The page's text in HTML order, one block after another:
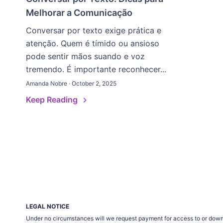
Melhorar a Comunicação
Conversar por texto exige prática e
atenção. Quem é tímido ou ansioso
pode sentir mãos suando e voz
tremendo. É importante reconhecer...
Amanda Nobre · October 2, 2025
Keep Reading
LEGAL NOTICE
Under no circumstances will we request payment for access to or